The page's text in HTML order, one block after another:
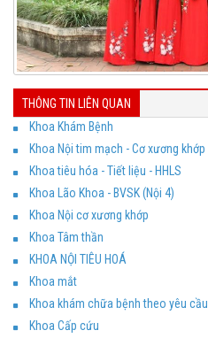
THÔNG TIN LIÊN QUAN
Khoa Khám Bệnh
Khoa Nội tim mạch - Cơ xương khớp
Khoa tiêu hóa - Tiết liệu - HHLS
Khoa Lão Khoa - BVSK (Nội 4)
Khoa Nội cơ xương khớp
Khoa Tâm thần
KHOA NỘI TIÊU HOÁ
Khoa mắt
Khoa khám chữa bệnh theo yêu cầu
Khoa Cấp cứu